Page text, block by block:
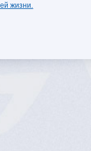
жизни.